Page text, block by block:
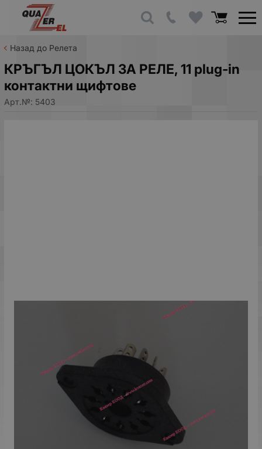
Назад до Релета
КРЪГЪЛ ЦОКЪЛ ЗА РЕЛЕ, 11 plug-in
контактни щифтове
Арт.№: 5403